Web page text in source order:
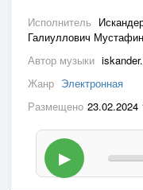
Исполнитель
Галиуллович Мустафин
Автор музыки
Жанр Электронная
Размещено 23.02.2024
▶